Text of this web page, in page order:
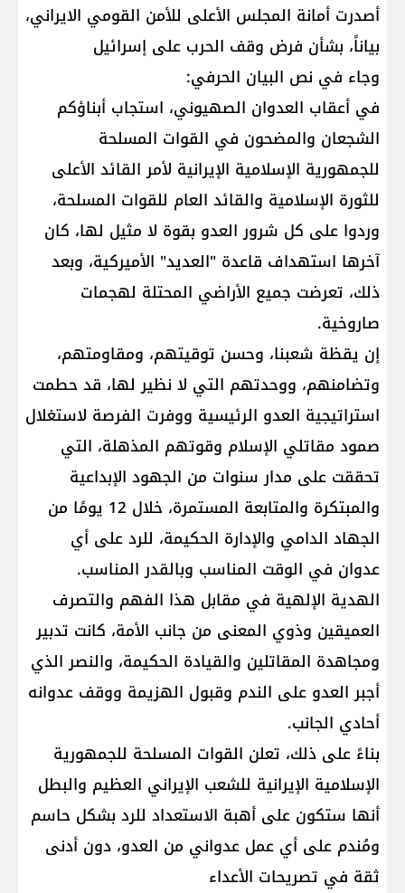
أصدرت أمانة المجلس الأعلى للأمن القومي الايراني،
بياناً، بشأن فرض وقف الحرب على إسرائيل
وجاء في نص البيان الحرفي:
في أعقاب العدوان الصهيوني، استجاب أبناؤكم
الشجعان والمضحون في القوات المسلحة
للجمهورية الإسلامية الإيرانية لأمر القائد الأعلى
للثورة الإسلامية والقائد العام للقوات المسلحة،
وردوا على كل شرور العدو بقوة لا مثيل لها، كان
آخرها استهداف قاعدة "العديد" الأميركية، وبعد
ذلك، تعرضت جميع الأراضي المحتلة لهجمات
صاروخية.
إن يقظة شعبنا، وحسن توقيتهم، ومقاومتهم،
وتضامنهم، ووحدتهم التي لا نظير لها، قد حطمت
استراتيجية العدو الرئيسية ووفرت الفرصة لاستغلال
صمود مقاتلي الإسلام وقوتهم المذهلة، التي
تحققت على مدار سنوات من الجهود الإبداعية
والمبتكرة والمتابعة المستمرة، خلال 12 يومًا من
الجهاد الدامي والإدارة الحكيمة، للرد على أي
عدوان في الوقت المناسب وبالقدر المناسب.
الهدية الإلهية في مقابل هذا الفهم والتصرف
العميقين وذوي المعنى من جانب الأمة، كانت تدبير
ومجاهدة المقاتلين والقيادة الحكيمة، والنصر الذي
أجبر العدو على الندم وقبول الهزيمة ووقف عدوانه
أحادي الجانب.
بناءً على ذلك، تعلن القوات المسلحة للجمهورية
الإسلامية الإيرانية للشعب الإيراني العظيم والبطل
أنها ستكون على أهبة الاستعداد للرد بشكل حاسم
ومُندم على أي عمل عدواني من العدو، دون أدنى
ثقة في تصريحات الأعداء